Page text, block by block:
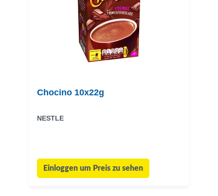
Chocino 10x22g
NESTLE
Einloggen um Preis zu sehen